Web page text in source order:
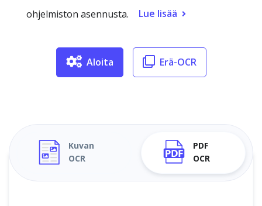
ohjelmiston asennusta.
Lue lisää
Aloita Erä-OCR
Kuvan
OCR
PDF
OCR